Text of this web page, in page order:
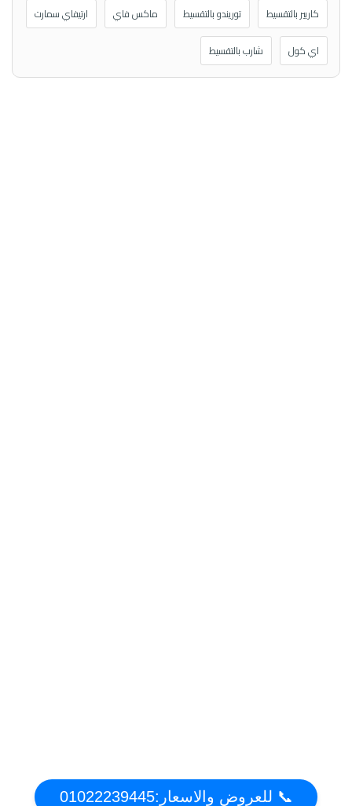
كاريير بالتقسيط توريندو بالتقسيط ماكس فاي ارتيفاي سمارت
اي كول شارب بالتقسيط
📞 للعروض والاسعار:01022239445